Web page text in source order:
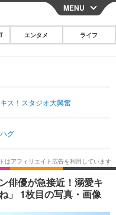
CLOSE
韓国・芸能
スポーツ
グルメ
ショッピング
MENU
エンタメ ライフ
ス！スタジオ大興奮
グ
俳優が急接近！溺愛キ
」 1枚目の写真・画像